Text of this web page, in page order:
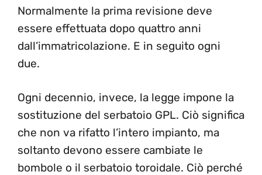
Normalmente la prima revisione deve
essere effettuata dopo quattro anni
dall’immatricolazione. E in seguito ogni
due.
Ogni decennio, invece, la legge impone la
sostituzione del serbatoio GPL. Ciò significa
che non va rifatto l’intero impianto, ma
soltanto devono essere cambiate le
bombole o il serbatoio toroidale. Ciò perché